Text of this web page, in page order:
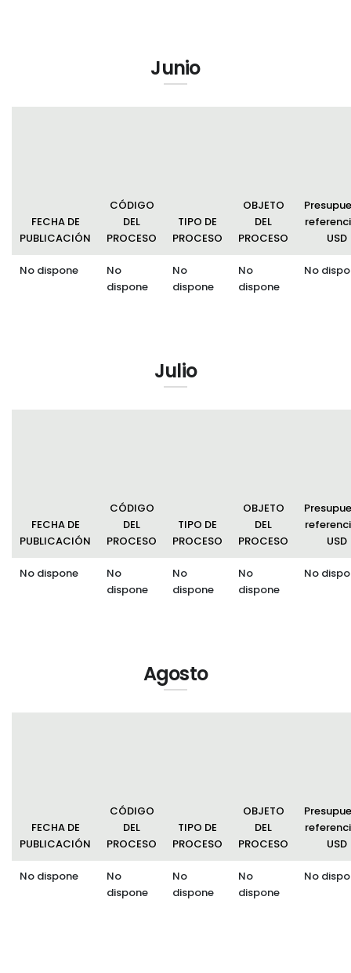
Junio
FECHA DE
PUBLICACIÓN
CÓDIGO
DEL
PROCESO
TIPO DE
PROCESO
OBJETO
DEL
PROCESO
USD
No dispone
No
dispone
No
dispone
No
dispone
No
Julio
FECHA DE
PUBLICACIÓN
CÓDIGO
DEL
PROCESO
TIPO DE
PROCESO
OBJETO
DEL
PROCESO
USD
No dispone
No
dispone
No
dispone
No
dispone
No
Agosto
FECHA DE
PUBLICACIÓN
CÓDIGO
DEL
PROCESO
TIPO DE
PROCESO
OBJETO
DEL
PROCESO
USD
No dispone
No
dispone
No
dispone
No
dispone
No